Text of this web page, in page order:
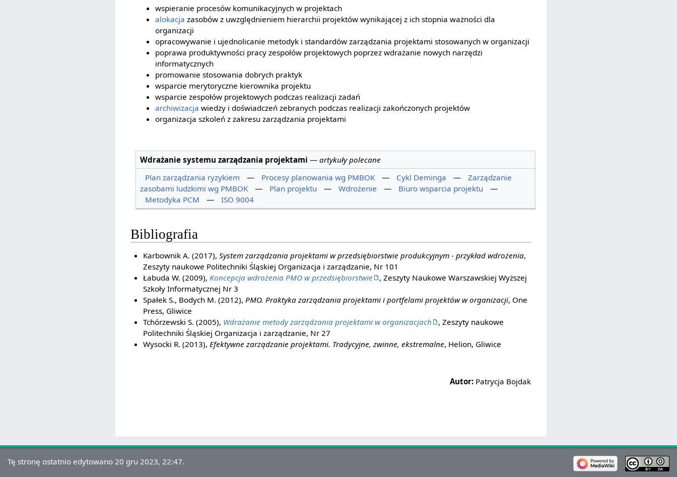
wspieranie procesów komunikacyjnych w projektach
alokacja zasobów z uwzględnieniem hierarchii projektów wynikającej z ich stopnia ważności dla
organizacji
opracowywanie i ujednolicanie metodyk i standardów zarządzania projektami stosowanych w organizacji
poprawa produktywności pracy zespołów projektowych poprzez wdrażanie nowych narzędzi
informatycznych
promowanie stosowania dobrych praktyk
wsparcie merytoryczne kierownika projektu
wsparcie zespołów projektowych podczas realizacji zadań
archiwizacja wiedzy i doświadczeń zebranych podczas realizacji zakończonych projektów
organizacja szkoleń z zakresu zarządzania projektami
Wdrażanie systemu zarządzania projektami — artykuły polecane
Plan zarządzania ryzykiem
— Procesy planowania wg PMBOK — Cykl Deminga —
Zarządzanie
zasobami ludzkimi wg PMBOK
— Plan projektu — Wdrożenie — Biuro wsparcia projektu
—
Metodyka PCM
— ISO 9004
Bibliografia
Karbownik A. (2017), System zarządzania projektami w przedsiębiorstwie produkcyjnym - przykład wdrożenia,
Zeszyty naukowe Politechniki Śląskiej Organizacja i zarządzanie, Nr 101
Łabuda W. (2009), Koncepcja wdrożenia PMO w przedsiębiorstwie
, Zeszyty Naukowe Warszawskiej Wyższej
Szkoły Informatycznej Nr 3
Spałek S., Bodych M. (2012), PMO. Praktyka zarządzania projektami i portfelami projektów w organizacji, One
Press, Gliwice
Tchórzewski S. (2005), Wdrażanie metody zarządzania projektami w organizacjach
, Zeszyty naukowe
Politechniki Śląskiej Organizacja i zarządzanie, Nr 27
Wysocki R. (2013), Efektywne zarządzanie projektami. Tradycyjne, zwinne, ekstremalne, Helion, Gliwice
Autor: Patrycja Bojdak
Tę stronę ostatnio edytowano 20 gru 2023, 22:47.